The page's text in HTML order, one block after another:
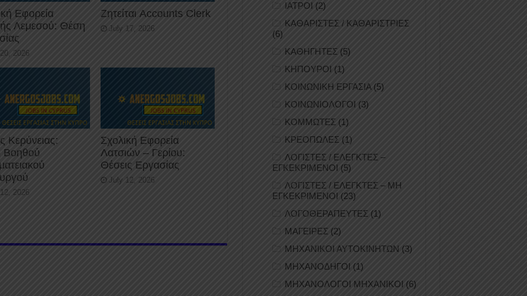
Εφορεία
Λεμεσού: Θέση
2026
Ζητείται Accounts Clerk
July 17, 2026
Κερύνειας:
Βοηθού
2026
Σχολική Εφορεία
Λατσιών – Γερίου:
Θέσεις Εργασίας
July 12, 2026
ΙΑΤΡΟΙ (2)
ΚΑΘΑΡΙΣΤΕΣ / ΚΑΘΑΡΙΣΤΡΙΕΣ
(6)
ΚΑΘΗΓΗΤΕΣ (5)
ΚΗΠΟΥΡΟΙ (1)
ΚΟΙΝΩΝΙΚΗ ΕΡΓΑΣΙΑ(5)
ΚΟΙΝΩΝΙΟΛΟΓΟΙ (3)
ΚΟΜΜΩΤΕΣ (1)
ΚΡΕΟΠΩΛΕΣ (1)
ΛΟΓΙΣΤΕΣ / ΕΛΕΓΚΤΕΣ –
ΕΓΚΕΚΡΙΜΕΝΟΙ (5)
ΛΟΓΙΣΤΕΣ / ΕΛΕΓΚΤΕΣ – ΜΗ
ΕΓΚΕΚΡΙΜΕΝΟΙ (23)
ΛΟΓΟΘΕΡΑΠΕΥΤΕΣ (1)
ΜΑΓΕΙΡΕΣ (2)
ΜΗΧΑΝΙΚΟΙ ΑΥΤΟΚΙΝΗΤΩΝ (3)
ΜΗΧΑΝΟΔΗΓΟΙ (1)
ΜΗΧΑΝΟΛΟΓΟΙ ΜΗΧΑΝΙΚΟΙ (6)